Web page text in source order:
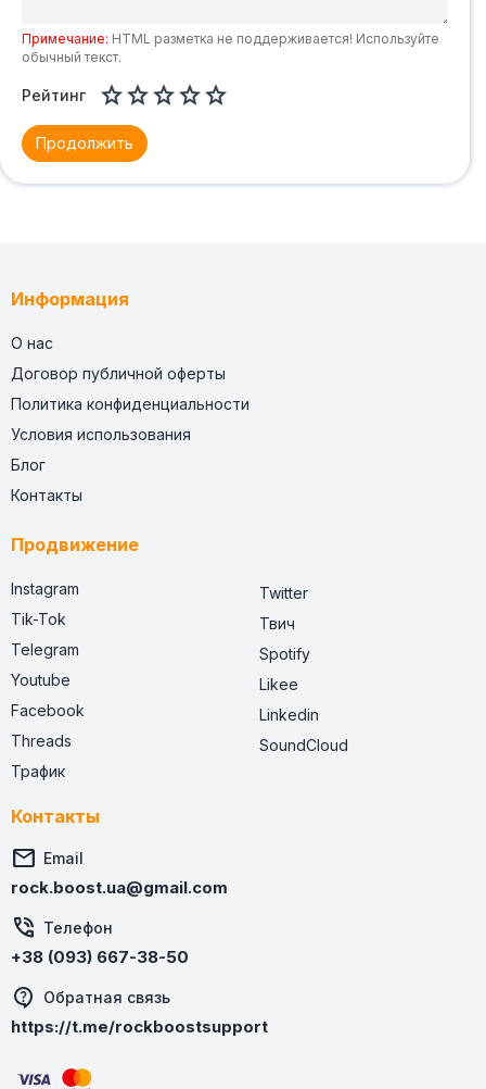
Примечание: HTML разметка не поддерживается! Используйте
обычный текст.
Рейтинг 
Продолжить
Информация
О нас
Договор публичной оферты
Политика конфиденциальности
Условия использования
Блог
Контакты
Продвижение
Instagram
Tik-Tok
Telegram
Youtube
Facebook
Threads
Трафик
Twitter
Твич
Spotify
Likee
Linkedin
SoundCloud
Контакты
 Email
rock.boost.ua@gmail.com
 Телефон
+38 (093) 667-38-50
Обратная связь
https://t.me/rockboostsupport